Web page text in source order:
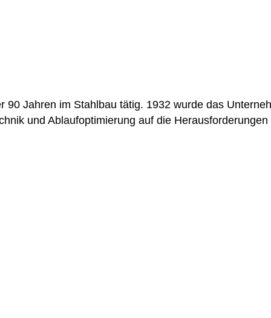
90 Jahren im Stahlbau tätig. 1932 wurde das
und Ablaufoptimierung auf die